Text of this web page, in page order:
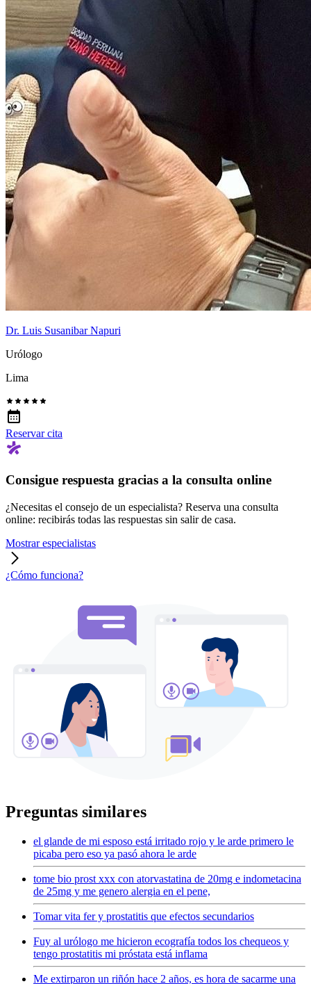
Dr. Luis Susanibar Napuri
Urólogo
Lima
Reservar cita
Consigue respuesta gracias a la consulta online
¿Necesitas el consejo de un especialista? Reserva una consulta
online: recibirás todas las respuestas sin salir de casa.
Mostrar especialistas
¿Cómo funciona?
Preguntas similares
el glande de mi esposo está irritado rojo y le arde primero le
picaba pero eso ya pasó ahora le arde
tome bio prost xxx con atorvastatina de 20mg e indometacina
de 25mg y me genero alergia en el pene,
Tomar vita fer y prostatitis que efectos secundarios
Fuy al urólogo me hicieron ecografía todos los chequeos y
tengo prostatitis mi próstata está inflama
Me extirparon un riñón hace 2 años, es hora de sacarme una